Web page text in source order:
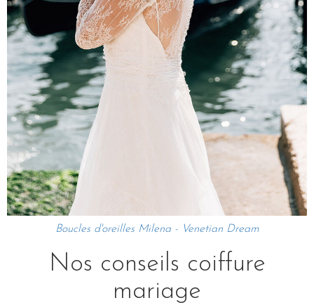
Boucles d'oreilles Milena - Venetian Dream
Nos conseils coiffure
mariage